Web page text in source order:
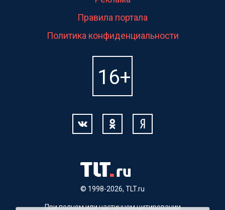
© 1998-2026, TLT.ru
Правила портала
Политика конфиденциальности
При полном или частичном цитировании